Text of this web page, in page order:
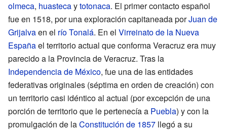
olmeca, huastecaytotonaca. El primer contacto español
fue en 1518, por una exploración capitaneada porJuan de
Grijalvaen el río Tonalá. En el Virreinato de la Nueva
Españael territorio actual que conforma Veracruz era muy
parecido a la Provincia de Veracruz. Tras la
Independencia de México, fue una de las entidades
federativas originales (séptima en orden de creación) con
un territorio casi idéntico al actual (por excepción de una
porción de territorio que le pertenecía a Puebla) y con la
promulgación de laConstitución de 1857 llegó a su